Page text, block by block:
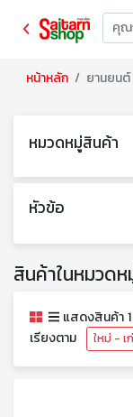
หน้าหลัก ยานยนต์
หมวดหมู่สินค้า
หัวข้อ
สินค้าในหมวด
แสดงสินค้า 1
เรียงตาม
ใหม่ - เ